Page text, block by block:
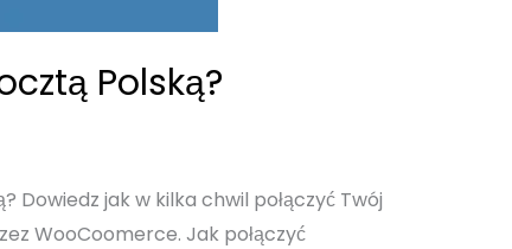
Polską?
jak w kilka chwil połączyć Twój
WooCoomerce. Jak połączyć